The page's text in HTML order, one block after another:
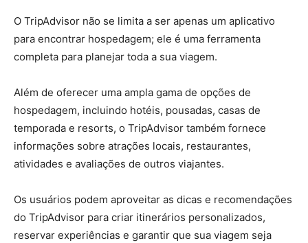
O TripAdvisor não se limita a ser apenas um aplicativo
para encontrar hospedagem; ele é uma ferramenta
completa para planejar toda a sua viagem.
Além de oferecer uma ampla gama de opções de
hospedagem, incluindo hotéis, pousadas, casas de
temporada e resorts, o TripAdvisor também fornece
informações sobre atrações locais, restaurantes,
atividades e avaliações de outros viajantes.
Os usuários podem aproveitar as dicas e recomendações
do TripAdvisor para criar itinerários personalizados,
reservar experiências e garantir que sua viagem seja